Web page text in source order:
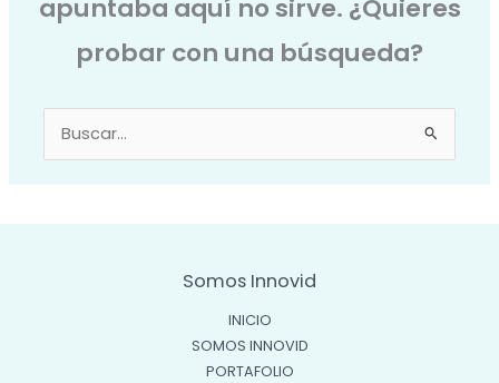
apuntaba aquí no sirve. ¿Quieres
probar con una búsqueda?
Buscar
por:
Somos Innovid
INICIO
SOMOS INNOVID
PORTAFOLIO